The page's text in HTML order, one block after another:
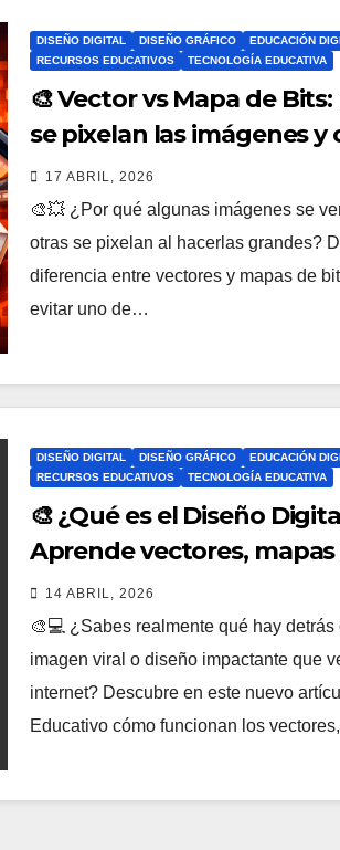
DISEÑO DIGITAL DISEÑO GRÁFICO
EDUCACIÓN
RECURSOS EDUCATIVOS
TECNOLOGÍA EDUCATIVA
🎨 Vector vs Mapa de
se pixelan las imágenes y
lograr calidad profesional
diseño digital
17 ABRIL, 2026
🎨💥 ¿Por qué algunas imágenes se
otras se pixelan al hacerlas grandes?
diferencia entre vectores y mapas de
evitar uno de…
DISEÑO DIGITAL DISEÑO GRÁFICO
EDUCACIÓN
RECURSOS EDUCATIVOS
TECNOLOGÍA EDUCATIVA
🎨 ¿Qué es el Diseño
Aprende vectores,
formatos gráficos y color
cero
14 ABRIL, 2026
🎨💻 ¿Sabes realmente qué hay detrás
imagen viral o diseño impactante que
internet? Descubre en este nuevo
Educativo cómo funcionan los